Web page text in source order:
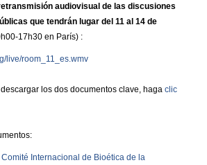
audiovisual de las discusiones
que tendrán lugar del 11 al 14 de
17h30 en París) :
live/room_11_es.wmv
los dos documentos clave, haga clic
Internacional de Bioética de la